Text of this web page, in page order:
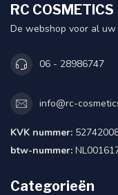
RC COSMETICS
De webshop voor al
06 - 28986747
info@rc-
KVK nummer:
btw-nummer:
Categorieën